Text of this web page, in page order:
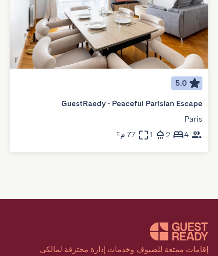
5.0
GuestRaedy - Peaceful Parisian Escape
Paris
4
2
1 77 م²